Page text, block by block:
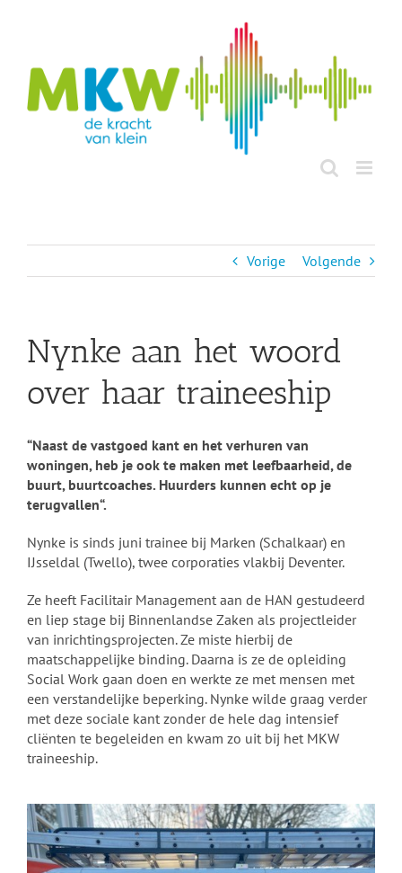
Vorige Volgende
Nynke aan het woord
over haar traineeship
“Naast de vastgoed kant en het verhuren van
woningen, heb je ook te maken met leefbaarheid, de
buurt, buurtcoaches. Huurders kunnen echt op je
terugvallen“.
Nynke is sinds juni trainee bij Marken (Schalkaar) en
IJsseldal(Twello), twee corporaties vlakbij Deventer.
Ze heeft Facilitair Management aan de HAN gestudeerd
en liep stage bij Binnenlandse Zaken als projectleider
van inrichtingsprojecten. Ze miste hierbij de
maatschappelijke binding. Daarna is ze de opleiding
Social Workgaan doen en werkte ze met mensen met
een verstandelijke beperking. Nynke wilde graag verder
met deze sociale kant zonder de hele dag intensief
cliënten te begeleiden en kwam zo uit bij het MKW
traineeship.